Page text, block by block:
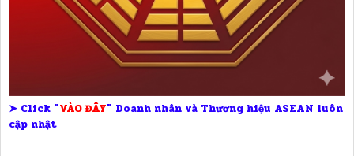
➤ Click "VÀO ĐÂY" Doanh nhân và Thương hiệu ASEAN luôn
cập nhật